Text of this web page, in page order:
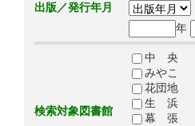
出版／発行年月
年
検索対象図書館
中 央
みやこ
花団地
生 浜
幕 張